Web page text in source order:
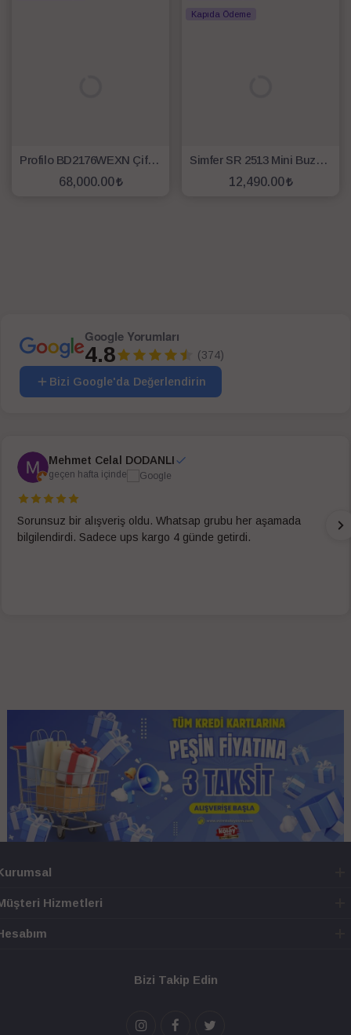
Profilo BD2176WEXN Çift Kapılı No Frost Buzdolabı
68,000.00
Kapıda Ödeme
Simfer SR 2513 Mini Buzdolabı
12,490.00
Google Yorumları
4.8 (374)
Bizi Google'da Değerlendirin
Mehmet Celal DODANLI
geçen hafta içinde
Sorunsuz bir alışveriş oldu. Whatsap grubu her aşamada
bilgilendirdi. Sadece ups kargo 4 günde getirdi.
Hizmetleri
Bizi Takip Edin